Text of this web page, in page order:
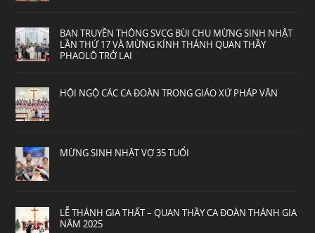
BAN TRUYỀN THÔNG SVCG BÙI CHU MỪNG SINH NHẬT
LẦN THỨ 17 VÀ MỪNG KÍNH THÁNH QUAN THẦY
PHAOLÔ TRỞ LẠI
HỘI NGỘ CÁC CA ĐOÀN TRONG GIÁO XỨ PHÁP VÂN
MỪNG SINH NHẬT VỢ 35 TUỔI
LỄ THÁNH GIA THẤT – QUAN THẦY CA ĐOÀN THÁNH GIA
NĂM 2025